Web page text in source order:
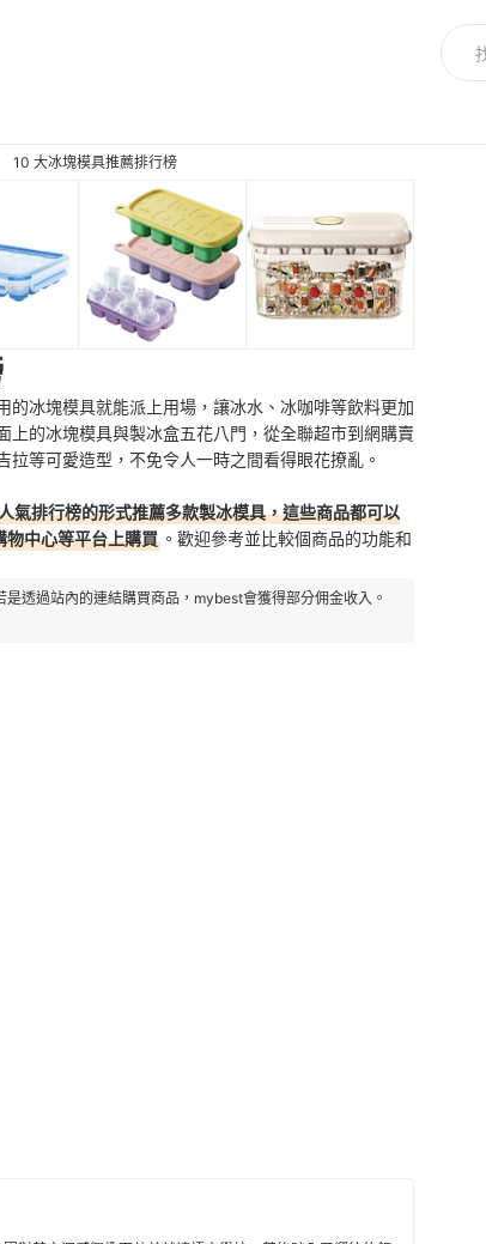
10 大冰塊模具推薦排行榜
冰塊模具就能派上用場，讓冰水、冰咖啡等飲料更加
的冰塊模具與製冰盒五花八門，從全聯超市到網購賣
等可愛造型，不免令人一時之間看得眼花撩亂。
氣排行榜的形式推薦多款製冰模具，這些商品都可以
中心等平台上購買 。歡迎參考並比較個商品的功能和
透過站內的連結購買商品，mybest會獲得部分佣金收入。